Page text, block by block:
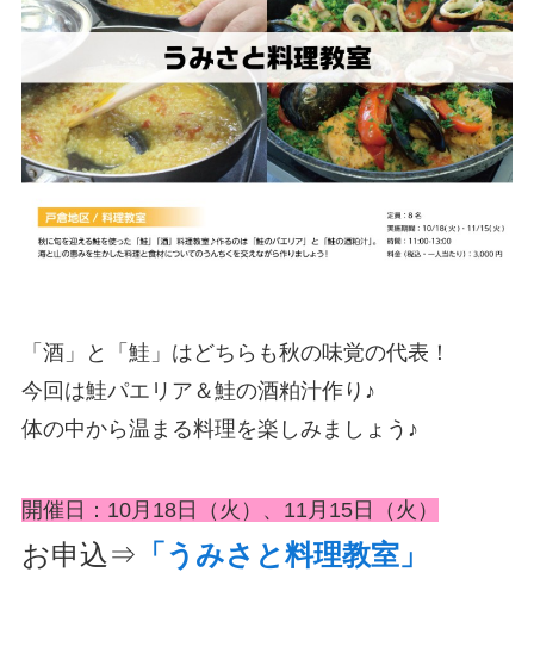
「酒」と「鮭」はどちらも秋の味覚の代表！
今回は鮭パエリア＆鮭の酒粕汁作り♪
体の中から温まる料理を楽しみましょう♪
開催日：10月18日（火）、11月15日（火）
お申込⇒ 「うみさと料理教室」